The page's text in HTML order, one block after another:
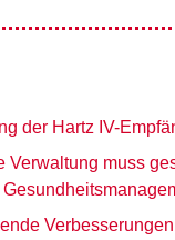
der Hartz IV-
Verwaltung muss